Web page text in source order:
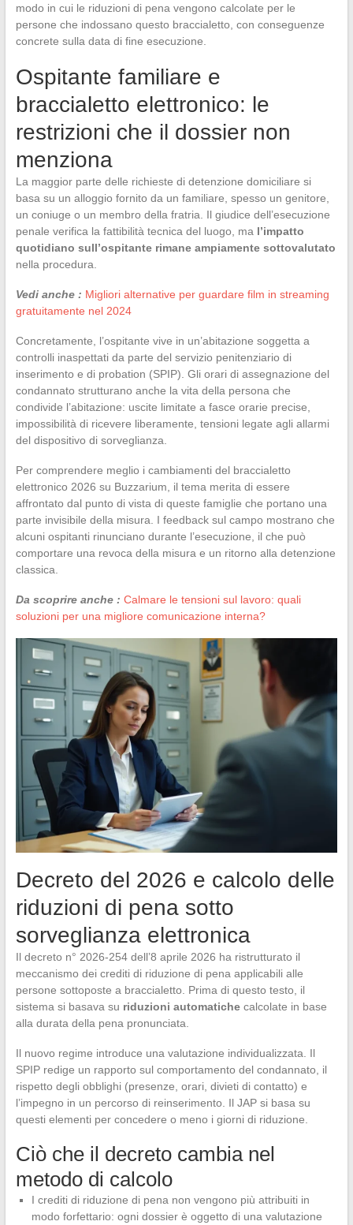
modo in cui le riduzioni di pena vengono calcolate per le
persone che indossano questo braccialetto, con conseguenze
concrete sulla data di fine esecuzione.
Ospitante familiare e
braccialetto elettronico: le
restrizioni che il dossier non
menziona
La maggior parte delle richieste di detenzione domiciliare si
basa su un alloggio fornito da un familiare, spesso un genitore,
un coniuge o un membro della fratria. Il giudice dell’esecuzione
penale verifica la fattibilità tecnica del luogo, ma l’impatto
quotidiano sull’ospitante rimane ampiamente sottovalutato
nella procedura.
Vedi anche : Migliori alternative per guardare film in streaming
gratuitamente nel 2024
Concretamente, l’ospitante vive in un’abitazione soggetta a
controlli inaspettati da parte del servizio penitenziario di
inserimento e di probation (SPIP). Gli orari di assegnazione del
condannato strutturano anche la vita della persona che
condivide l’abitazione: uscite limitate a fasce orarie precise,
impossibilità di ricevere liberamente, tensioni legate agli allarmi
del dispositivo di sorveglianza.
Per comprendere meglio i cambiamenti del braccialetto
elettronico 2026 su Buzzarium, il tema merita di essere
affrontato dal punto di vista di queste famiglie che portano una
parte invisibile della misura. I feedback sul campo mostrano che
alcuni ospitanti rinunciano durante l’esecuzione, il che può
comportare una revoca della misura e un ritorno alla detenzione
classica.
Da scoprire anche : Calmare le tensioni sul lavoro: quali
soluzioni per una migliore comunicazione interna?
Decreto del 2026 e calcolo delle
riduzioni di pena sotto
sorveglianza elettronica
Il decreto n° 2026-254 dell’8 aprile 2026 ha ristrutturato il
meccanismo dei crediti di riduzione di pena applicabili alle
persone sottoposte a braccialetto. Prima di questo testo, il
sistema si basava su riduzioni automatichecalcolate in base
alla durata della pena pronunciata.
Il nuovo regime introduce una valutazione individualizzata. Il
SPIP redige un rapporto sul comportamento del condannato, il
rispetto degli obblighi (presenze, orari, divieti di contatto) e
l’impegno in un percorso di reinserimento. Il JAP si basa su
questi elementi per concedere o meno i giorni di riduzione.
Ciò che il decreto cambia nel
metodo di calcolo
I crediti di riduzione di pena non vengono più attribuiti in
modo forfettario: ogni dossier è oggetto di una valutazione